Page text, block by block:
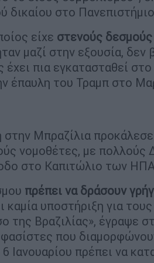
δικαίου στο
είχε στενούς
μαζί στην εξουσία, δεν
πια εγκατασταθεί
έπαυλη του Τραμπ στο
Μπραζίλια προκάλεσε
νομοθέτες, με πολλούς
στο Καπιτώλιο των
πρέπει να δράσουν
καμία υποστήριξη για
της Βραζιλίας», έγραψε
φασίστες που
Ιανουαρίου πρέπει να